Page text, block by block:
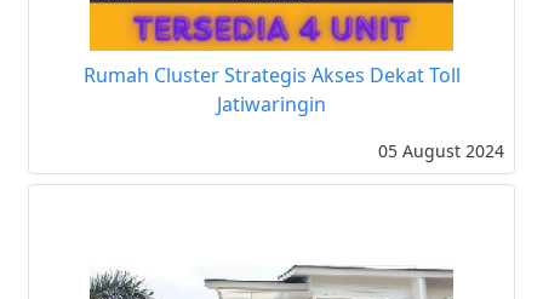
Rumah Cluster Strategis Akses Dekat Toll
Jatiwaringin
05 August 2024